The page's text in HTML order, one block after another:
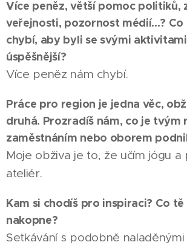
Více peněz, větší pomoc politiků,
veřejnosti, pozornost médií...?
chybí, aby byli se svými
úspěšnější?
Více peněz nám chybí.
Práce pro region je jedna věc,
druhá. Prozradíš nám, co je tvým
zaměstnáním nebo oborem
Moje obživa je to, že učím jógu a
ateliér.
Kam si chodíš pro inspiraci? Co
nakopne?
Setkávání s podobně naladěnými